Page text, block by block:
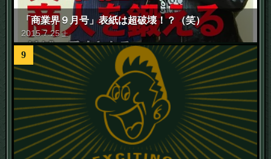
「商業界９月号」表紙は超破壊！？（笑）
2015.7.25 土
9